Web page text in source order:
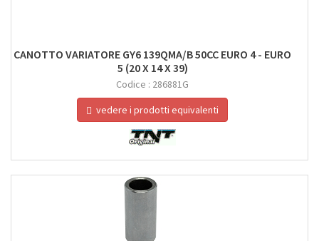
CANOTTO VARIATORE GY6 139QMA/B 50CC EURO 4 - EURO
5 (20 X 14 X 39)
Codice : 286881G
vedere i prodotti equivalenti